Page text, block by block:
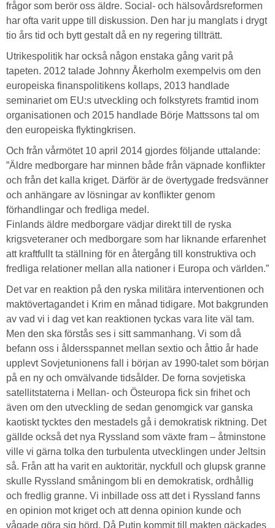
frågor som berör oss äldre. Social- och hälsovårdsreformen
har ofta varit uppe till diskussion. Den har ju manglats i drygt
tio års tid och bytt gestalt då en ny regering tillträtt.
Utrikespolitik har också någon enstaka gång varit på
tapeten. 2012 talade Johnny Åkerholm exempelvis om den
europeiska finanspolitikens kollaps, 2013 handlade
seminariet om EU:s utveckling och folkstyrets framtid inom
organisationen och 2015 handlade Börje Mattssons tal om
den europeiska flyktingkrisen.
Och från vårmötet 10 april 2014 gjordes följande uttalande:
”Äldre medborgare har minnen både från väpnade konflikter
och från det kalla kriget. Därför är de övertygade fredsvänner
och anhängare av lösningar av konflikter genom
förhandlingar och fredliga medel.
Finlands äldre medborgare vädjar direkt till de ryska
krigsveteraner och medborgare som har liknande erfarenhet
att kraftfullt ta ställning för en återgång till konstruktiva och
fredliga relationer mellan alla nationer i Europa och världen.”
Det var en reaktion på den ryska militära interventionen och
maktövertagandet i Krim en månad tidigare. Mot bakgrunden
av vad vi i dag vet kan reaktionen tyckas vara lite väl tam.
Men den ska förstås ses i sitt sammanhang. Vi som då
befann oss i åldersspannet mellan sextio och åttio år hade
upplevt Sovjetunionens fall i början av 1990-talet som början
på en ny och omvälvande tidsålder. De forna sovjetiska
satellitstaterna i Mellan- och Östeuropa fick sin frihet och
även om den utveckling de sedan genomgick var ganska
kaotiskt tycktes den mestadels gå i demokratisk riktning. Det
gällde också det nya Ryssland som växte fram – åtminstone
ville vi gärna tolka den turbulenta utvecklingen under Jeltsin
så. Från att ha varit en auktoritär, nyckfull och glupsk granne
skulle Ryssland småningom bli en demokratisk, ordhållig
och fredlig granne. Vi inbillade oss att det i Ryssland fanns
en opinion mot kriget och att denna opinion kunde och
vågade göra sig hörd. Då Putin kommit till makten gäckades